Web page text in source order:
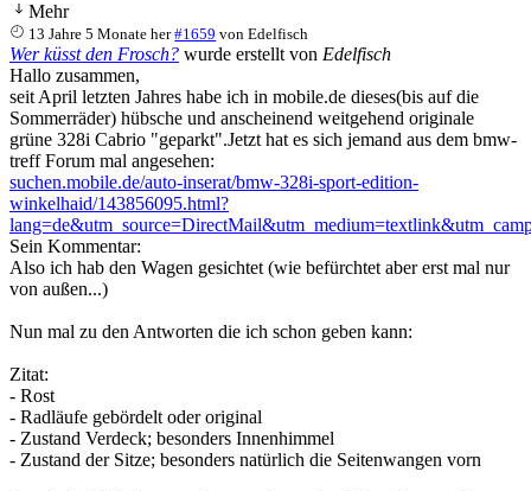
Mehr
13 Jahre 5 Monate her #1659 vonEdelfisch
Wer küsst den Frosch? wurde erstellt von Edelfisch
Hallo zusammen,
seit April letzten Jahres habe ich in mobile.de dieses(bis auf die
Sommerräder) hübsche und anscheinend weitgehend originale
grüne 328i Cabrio "geparkt".Jetzt hat es sich jemand aus dem bmw-
treff Forum mal angesehen:
suchen.mobile.de/auto-inserat/bmw-328i-sport-edition-
winkelhaid/143856095.html?
Sein Kommentar:
Also ich hab den Wagen gesichtet (wie befürchtet aber erst mal nur
von außen...)
Nun mal zu den Antworten die ich schon geben kann:
Zitat:
- Rost
- Radläufe gebördelt oder original
- Zustand Verdeck; besonders Innenhimmel
- Zustand der Sitze; besonders natürlich die Seitenwangen vorn